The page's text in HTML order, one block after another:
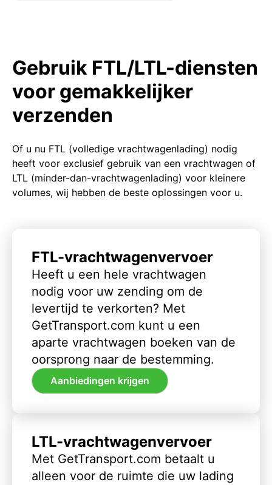
Gebruik FTL/LTL-diensten
voor gemakkelijker
verzenden
Of u nu FTL (volledige vrachtwagenlading) nodig
heeft voor exclusief gebruik van een vrachtwagen of
LTL (minder-dan-vrachtwagenlading) voor kleinere
volumes, wij hebben de beste oplossingen voor u.
FTL-vrachtwagenvervoer
Heeft u een hele vrachtwagen
nodig voor uw zending om de
levertijd te verkorten? Met
GetTransport.com kunt u een
aparte vrachtwagen boeken van de
oorsprong naar de bestemming.
Aanbiedingen krijgen
LTL-vrachtwagenvervoer
Met GetTransport.com betaalt u
alleen voor de ruimte die uw lading